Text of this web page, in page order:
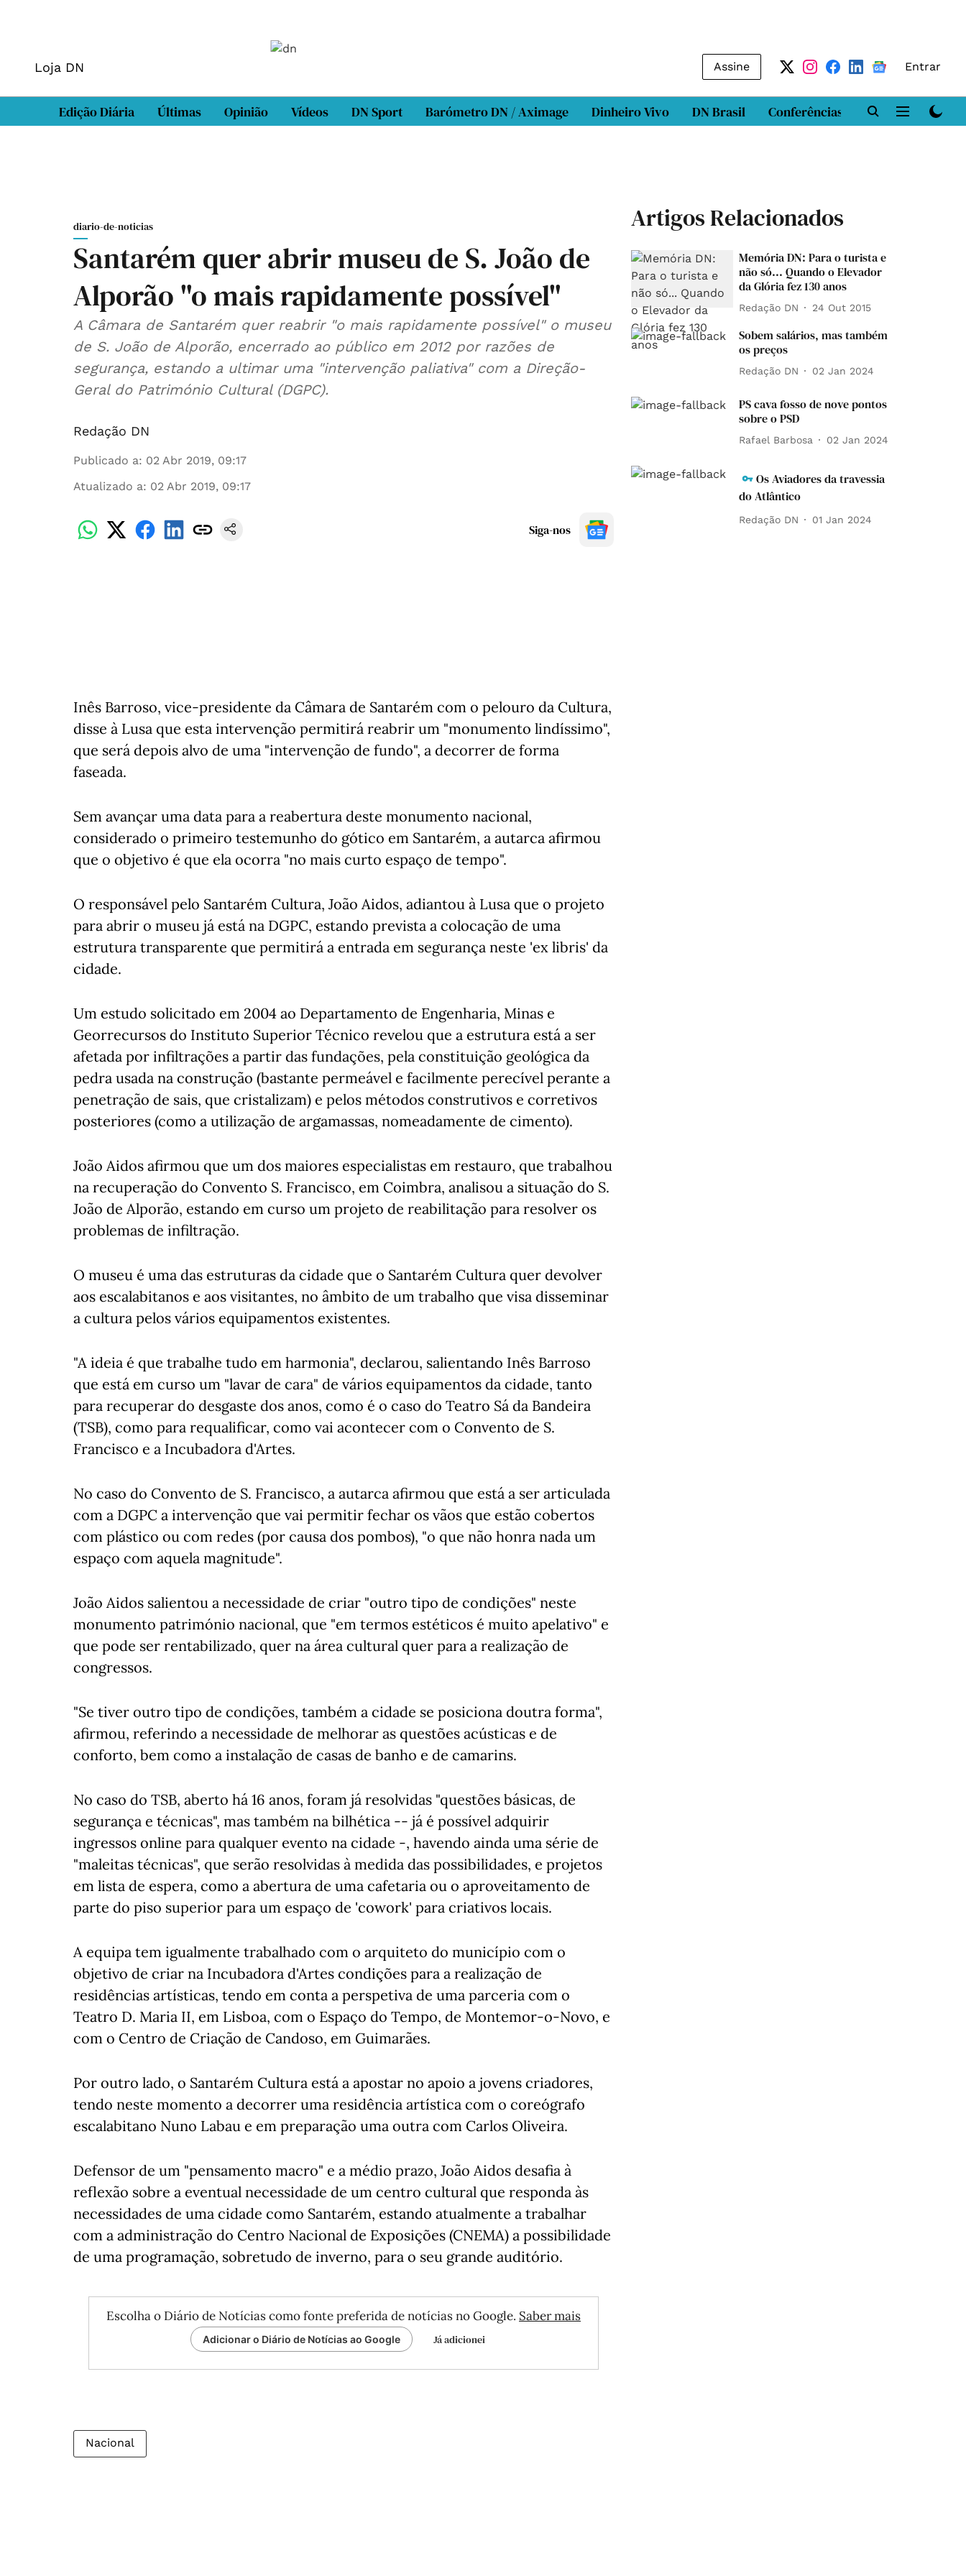
Loja DN Assine Entrar
Edição Diária Últimas Opinião Vídeos DN Sport Barómetro DN / Aximage Dinheiro Vivo DN Brasil Conferências DN LAB
diario-de-noticias
Santarém quer abrir museu de S. João de
Alporão "o mais rapidamente possível"
A Câmara de Santarém quer reabrir "o mais rapidamente possível" o museu
de S. João de Alporão, encerrado ao público em 2012 por razões de
segurança, estando a ultimar uma "intervenção paliativa" com a Direção-
Geral do Património Cultural (DGPC).
Redação DN
Publicado a: 02 Abr 2019, 09:17
Atualizado a: 02 Abr 2019, 09:17
Siga-nos
Inês Barroso, vice-presidente da Câmara de Santarém com o pelouro da Cultura,
disse à Lusa que esta intervenção permitirá reabrir um "monumento lindíssimo",
que será depois alvo de uma "intervenção de fundo", a decorrer de forma
faseada.
Sem avançar uma data para a reabertura deste monumento nacional,
considerado o primeiro testemunho do gótico em Santarém, a autarca afirmou
que o objetivo é que ela ocorra "no mais curto espaço de tempo".
O responsável pelo Santarém Cultura, João Aidos, adiantou à Lusa que o projeto
para abrir o museu já está na DGPC, estando prevista a colocação de uma
estrutura transparente que permitirá a entrada em segurança neste 'ex libris' da
cidade.
Um estudo solicitado em 2004 ao Departamento de Engenharia, Minas e
Georrecursos do Instituto Superior Técnico revelou que a estrutura está a ser
afetada por infiltrações a partir das fundações, pela constituição geológica da
pedra usada na construção (bastante permeável e facilmente perecível perante a
penetração de sais, que cristalizam) e pelos métodos construtivos e corretivos
posteriores (como a utilização de argamassas, nomeadamente de cimento).
João Aidos afirmou que um dos maiores especialistas em restauro, que trabalhou
na recuperação do Convento S. Francisco, em Coimbra, analisou a situação do S.
João de Alporão, estando em curso um projeto de reabilitação para resolver os
problemas de infiltração.
O museu é uma das estruturas da cidade que o Santarém Cultura quer devolver
aos escalabitanos e aos visitantes, no âmbito de um trabalho que visa disseminar
a cultura pelos vários equipamentos existentes.
"A ideia é que trabalhe tudo em harmonia", declarou, salientando Inês Barroso
que está em curso um "lavar de cara" de vários equipamentos da cidade, tanto
para recuperar do desgaste dos anos, como é o caso do Teatro Sá da Bandeira
(TSB), como para requalificar, como vai acontecer com o Convento de S.
Francisco e a Incubadora d'Artes.
No caso do Convento de S. Francisco, a autarca afirmou que está a ser articulada
com a DGPC a intervenção que vai permitir fechar os vãos que estão cobertos
com plástico ou com redes (por causa dos pombos), "o que não honra nada um
espaço com aquela magnitude".
João Aidos salientou a necessidade de criar "outro tipo de condições" neste
monumento património nacional, que "em termos estéticos é muito apelativo" e
que pode ser rentabilizado, quer na área cultural quer para a realização de
congressos.
"Se tiver outro tipo de condições, também a cidade se posiciona doutra forma",
afirmou, referindo a necessidade de melhorar as questões acústicas e de
conforto, bem como a instalação de casas de banho e de camarins.
No caso do TSB, aberto há 16 anos, foram já resolvidas "questões básicas, de
segurança e técnicas", mas também na bilhética -- já é possível adquirir
ingressos online para qualquer evento na cidade -, havendo ainda uma série de
"maleitas técnicas", que serão resolvidas à medida das possibilidades, e projetos
em lista de espera, como a abertura de uma cafetaria ou o aproveitamento de
parte do piso superior para um espaço de 'cowork' para criativos locais.
A equipa tem igualmente trabalhado com o arquiteto do município com o
objetivo de criar na Incubadora d'Artes condições para a realização de
residências artísticas, tendo em conta a perspetiva de uma parceria com o
Teatro D. Maria II, em Lisboa, com o Espaço do Tempo, de Montemor-o-Novo, e
com o Centro de Criação de Candoso, em Guimarães.
Por outro lado, o Santarém Cultura está a apostar no apoio a jovens criadores,
tendo neste momento a decorrer uma residência artística com o coreógrafo
escalabitano Nuno Labau e em preparação uma outra com Carlos Oliveira.
Defensor de um "pensamento macro" e a médio prazo, João Aidos desafia à
reflexão sobre a eventual necessidade de um centro cultural que responda às
necessidades de uma cidade como Santarém, estando atualmente a trabalhar
com a administração do Centro Nacional de Exposições (CNEMA) a possibilidade
de uma programação, sobretudo de inverno, para o seu grande auditório.
Escolha o Diário de Notícias como fonte preferida de notícias no Google. Saber mais
Adicionar o Diário de Notícias ao Google Já adicionei
Nacional
Artigos Relacionados
Memória DN: Para o turista e
não só... Quando o Elevador
da Glória fez 130 anos
Redação DN 24 Out 2015
Sobem salários, mas também
os preços
Redação DN 02 Jan 2024
PS cava fosso de nove pontos
sobre o PSD
Rafael Barbosa 02 Jan 2024
Os Aviadores da travessia
do Atlântico
Redação DN 01 Jan 2024